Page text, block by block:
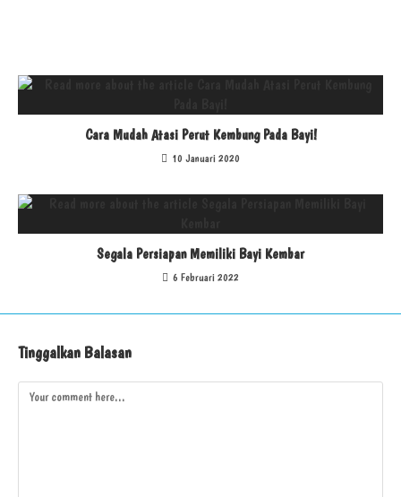
Cara Mudah Atasi Perut Kembung Pada Bayi!
10 Januari 2020
Segala Persiapan Memiliki Bayi Kembar
6 Februari 2022
Tinggalkan Balasan